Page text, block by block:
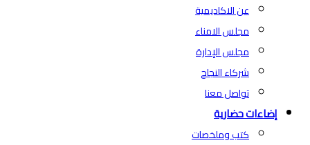
عن الاكاديمية
مجلس الامناء
مجلس الإدارة
شركاء النجاح
تواصل معنا
إضاءات حضارية
كتب وملخصات